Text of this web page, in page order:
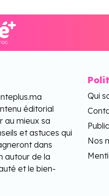
éditorial
au mieux sa
et astuces qui
dans
autour de la
et le bien-
Qui
Nos